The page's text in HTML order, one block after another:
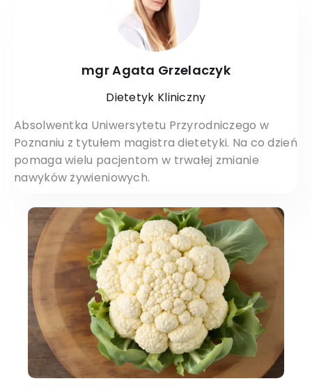
mgr Agata Grzelaczyk
Dietetyk Kliniczny
Absolwentka Uniwersytetu Przyrodniczego w
Poznaniu z tytułem magistra dietetyki. Na co dzień
pomaga wielu pacjentom w trwałej zmianie
nawyków żywieniowych.